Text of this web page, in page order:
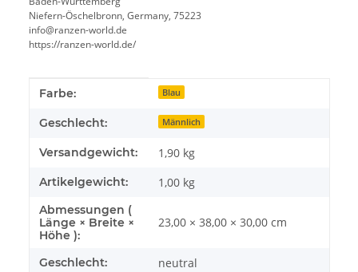
Niefern-Öschelbronn, Germany, 75223
info@ranzen-world.de
https://ranzen-world.de/
Produkteigenschaft
Wert
Farbe: Blau
Geschlecht: Männlich
Versandgewicht: 1,90 kg
Artikelgewicht: 1,00 kg
Abmessungen (
Länge × Breite ×
Höhe ):
23,00 × 38,00 × 30,00 cm
Geschlecht: neutral